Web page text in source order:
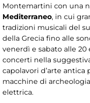
Montemartini con una
Mediterraneo, in cui
tradizioni musicali del
della Grecia fino alle
venerdì e sabato alle 20
concerti nella
capolavori d’arte
macchine di
elettrica.